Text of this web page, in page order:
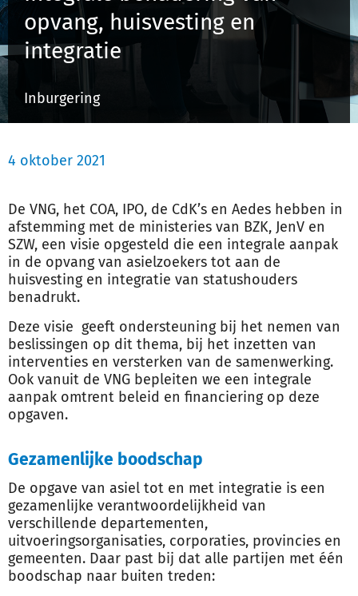
opvang, huisvesting en
integratie
Inburgering
4 oktober 2021
De VNG, het COA, IPO, de CdK’s en Aedes hebben in
afstemming met de ministeries van BZK, JenV en
SZW, een visie opgesteld die een integrale aanpak
in de opvang van asielzoekers tot aan de
huisvesting en integratie van statushouders
benadrukt.
Deze visie geeft ondersteuning bij het nemen van
beslissingen op dit thema, bij het inzetten van
interventies en versterken van de samenwerking.
Ook vanuit de VNG bepleiten we een integrale
aanpak omtrent beleid en financiering op deze
opgaven.
Gezamenlijke boodschap
De opgave van asiel tot en met integratie is een
gezamenlijke verantwoordelijkheid van
verschillende departementen,
uitvoeringsorganisaties, corporaties, provincies en
gemeenten. Daar past bij dat alle partijen met één
boodschap naar buiten treden: